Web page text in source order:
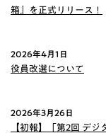
箱』を正式リリース！
2026年4月1日
役員改選について
2026年3月26日
【初報】「第2回 デ